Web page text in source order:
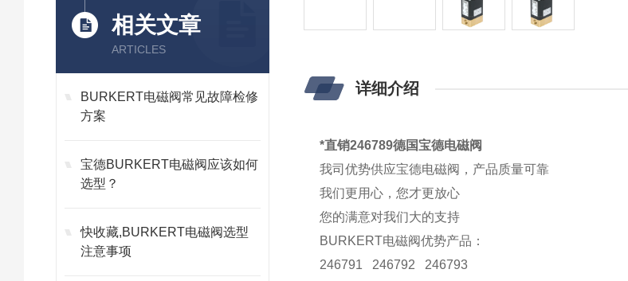
相关文章
ARTICLES
BURKERT电磁阀常见故障检修
方案
宝德BURKERT电磁阀应该如何
选型？
快收藏,BURKERT电磁阀选型
注意事项
详细介绍
*直销246789德国宝德电磁阀
我司优势供应宝德电磁阀，产品质量可靠
我们更用心，您才更放心
您的满意对我们大的支持
BURKERT电磁阀优势产品：
246791 246792 246793